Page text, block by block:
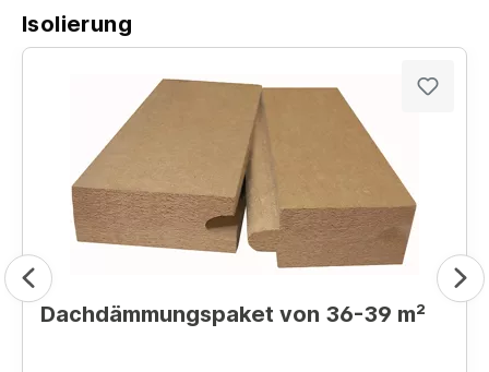
Isolierung
Dachdämmungspaket von 36-39 m²